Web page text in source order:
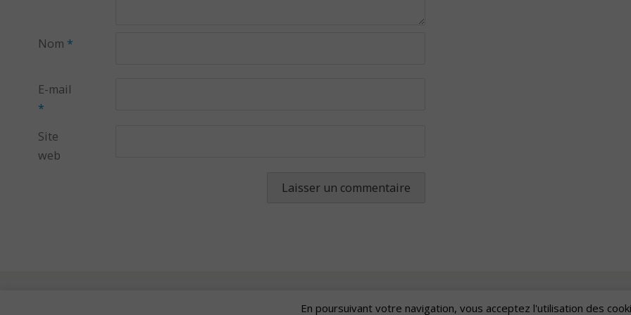
Nom *
E-mail
*
Site
web
Artscape| Fièrement propulsé parMantra&WordPress.
En poursuivant votre navigation, vous acceptez l'utilisation des